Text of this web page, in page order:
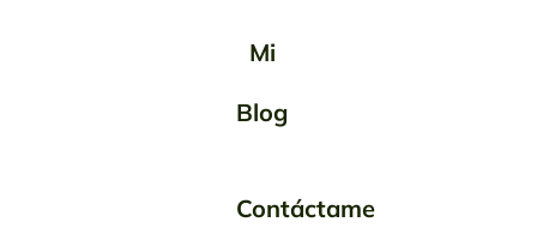
Mi
Blog
Contáctame